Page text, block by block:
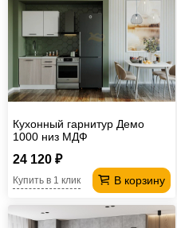
Кухонный гарнитур Демо
1000 низ МДФ
24 120 ₽
В корзину
Купить в 1 клик